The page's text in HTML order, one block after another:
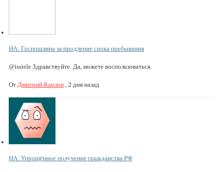
НА: Госпошлина за продление срока пребывания
@issiele Здравствуйте. Да, можете воспользоваться.
От Дмитрий Карлов , 2 дня назад
НА: Упрощённое получение гражданства РФ